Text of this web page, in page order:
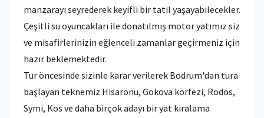
manzarayı seyrederek keyifli bir tatil yaşayabilecekler.
Çeşitli su oyuncakları ile donatılmış motor yatımız siz
ve misafirlerinizin eğlenceli zamanlar geçirmeniz için
hazır beklemektedir.
Tur öncesinde sizinle karar verilerek Bodrum'dan tura
başlayan teknemiz Hisarönü, Gökova körfezi, Rodos,
Symi, Kos ve daha birçok adayı bir yat kiralama